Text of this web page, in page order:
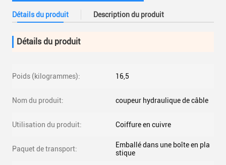
Détails du produit Description du produit
Détails du produit
Poids (kilogrammes): 16,5
Nom du produit: coupeur hydraulique de câble
Utilisation du produit: Coiffure en cuivre
Paquet de transport:
Emballé dans une boîte en pla
stique